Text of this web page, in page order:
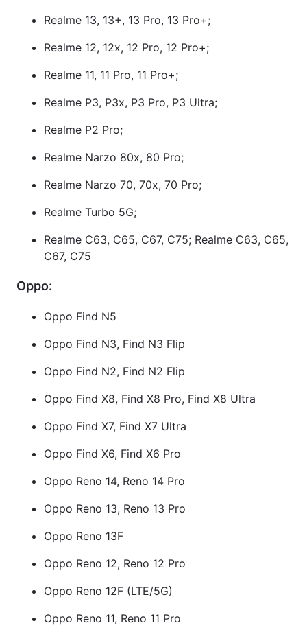
Realme 13, 13+, 13 Pro, 13 Pro+;
Realme 12, 12x, 12 Pro, 12 Pro+;
Realme 11, 11 Pro, 11 Pro+;
Realme P3, P3x, P3 Pro, P3 Ultra;
Realme P2 Pro;
Realme Narzo 80x, 80 Pro;
Realme Narzo 70, 70x, 70 Pro;
Realme Turbo 5G;
Realme C63, C65, C67, C75; Realme C63, C65,
C67, C75
Oppo:
Oppo Find N5
Oppo Find N3, Find N3 Flip
Oppo Find N2, Find N2 Flip
Oppo Find X8, Find X8 Pro, Find X8 Ultra
Oppo Find X7, Find X7 Ultra
Oppo Find X6, Find X6 Pro
Oppo Reno 14, Reno 14 Pro
Oppo Reno 13, Reno 13 Pro
Oppo Reno 13F
Oppo Reno 12, Reno 12 Pro
Oppo Reno 12F (LTE/5G)
Oppo Reno 11, Reno 11 Pro